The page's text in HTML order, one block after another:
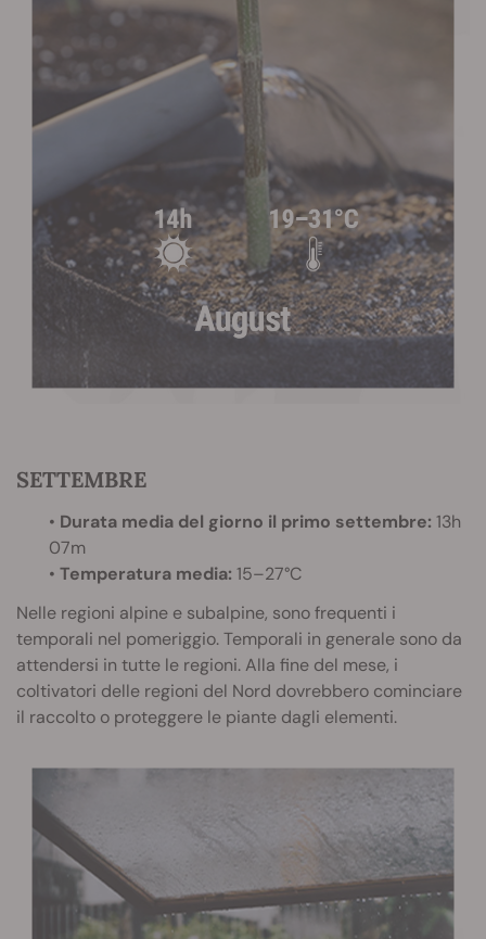
SETTEMBRE
• Durata media del giorno il primo settembre: 13h
07m
• Temperatura media: 15–27°C
Nelle regioni alpine e subalpine, sono frequenti i
temporali nel pomeriggio. Temporali in generale sono da
attendersi in tutte le regioni. Alla fine del mese, i
coltivatori delle regioni del Nord dovrebbero cominciare
il raccolto o proteggere le piante dagli elementi.